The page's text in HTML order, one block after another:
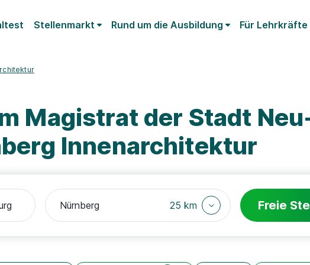
Stellenmarkt Rund um die Ausbildung Für Lehrkräfte
Magistrat der Stadt
Innenarchitektur
25 km Freie